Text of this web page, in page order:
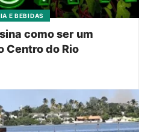
E BEBIDAS
como ser um
Centro do Rio